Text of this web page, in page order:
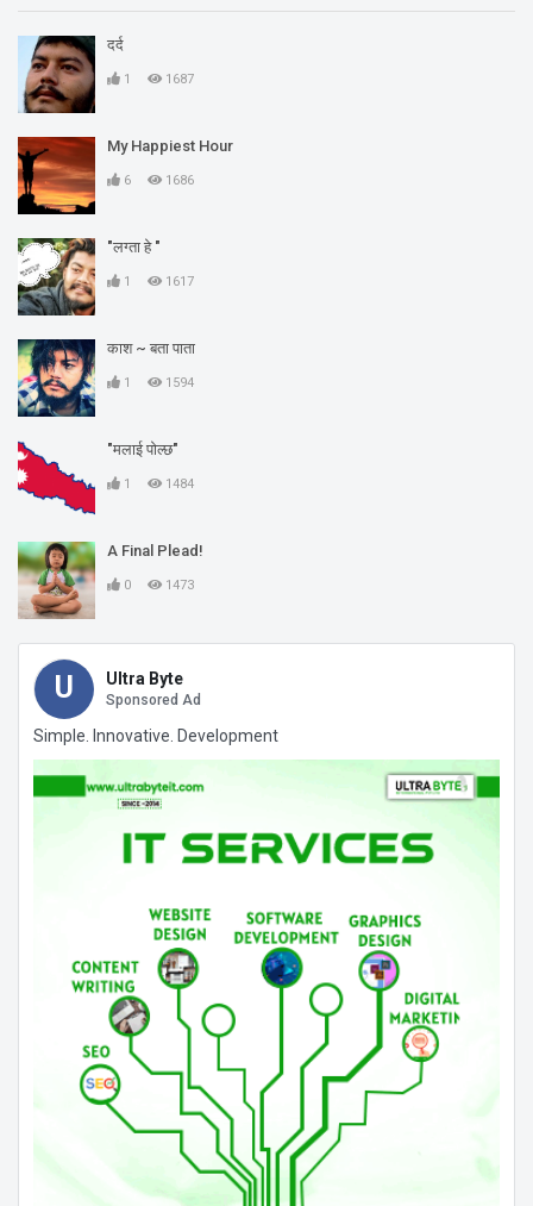
दर्द
1 1687
My Happiest Hour
6 1686
"लग्ता हे "
1 1617
काश ~ बता पाता
1 1594
"मलाई पोल्छ"
1 1484
A Final Plead!
0 1473
U Ultra Byte
Sponsored Ad
Simple. Innovative. Development